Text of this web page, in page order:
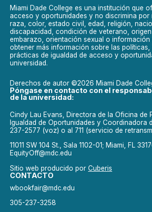
Miami Dade College es una institución que
acceso y oportunidades y no discrimina por
raza, color, estado civil, edad, religión,
discapacidad, condición de veterano,
embarazo, orientación sexual o información
obtener más información sobre las
prácticas de igualdad de acceso y
universidad.
Derechos de autor ©2026 Miami Dade
Póngase en contacto con el
de la universidad:
Cindy Lau Evans, Directora de la Oficina de
Igualdad de Oportunidades y Coordinadora
237-2577 (voz) o al 711 (servicio de
11011 SW 104 St., Sala 1102-01; Miami, FL
EquityOff@mdc.edu
Sitio web producido por Cuberis
CONTACTO
wbookfair@mdc.edu
305-237-3258